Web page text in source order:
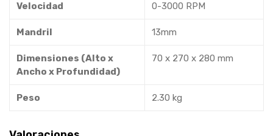
Velocidad 0-3000 RPM
Mandril 13mm
Dimensiones (Alto x
Ancho x Profundidad)
70 x 270 x 280 mm
Peso 2.30 kg